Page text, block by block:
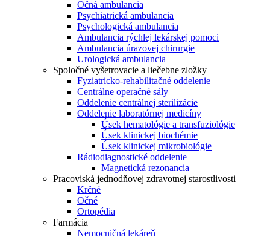
Očná ambulancia
Psychiatrická ambulancia
Psychologická ambulancia
Ambulancia rýchlej lekárskej pomoci
Ambulancia úrazovej chirurgie
Urologická ambulancia
Spoločné vyšetrovacie a liečebne zložky
Fyziatricko-rehabilitačné oddelenie
Centrálne operačné sály
Oddelenie centrálnej sterilizácie
Oddelenie laboratórnej medicíny
Úsek hematológie a transfuziológie
Úsek klinickej biochémie
Úsek klinickej mikrobiológie
Rádiodiagnostické oddelenie
Magnetická rezonancia
Pracoviská jednodňovej zdravotnej starostlivosti
Krčné
Očné
Ortopédia
Farmácia
Nemocničná lekáreň